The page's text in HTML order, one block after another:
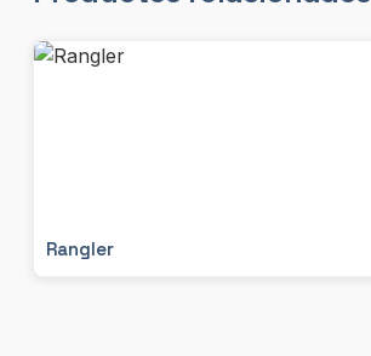
Rangler